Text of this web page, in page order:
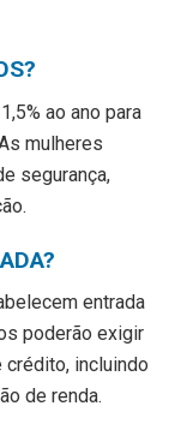
ao ano para
mulheres
segurança,
entrada
poderão exigir
incluindo
de renda.